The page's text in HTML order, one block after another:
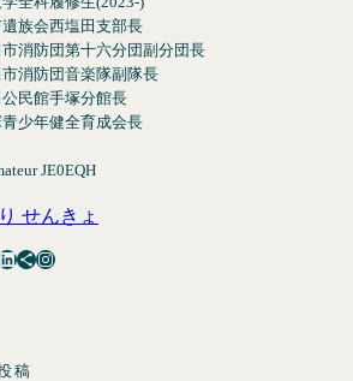
遺族会西塩田支部長
市消防団第十六分団副分団長
市消防団音楽隊副隊長
公民館手塚分館長
青少年健全育成会長
JE0EQH
せんきょ
Share Icon Instagram
稿